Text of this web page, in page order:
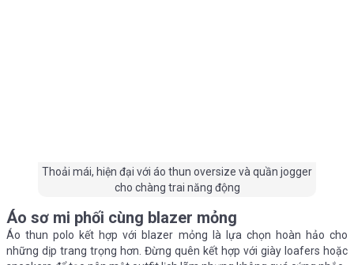
Thoải mái, hiện đại với áo thun oversize và quần jogger
cho chàng trai năng động
Áo sơ mi phối cùng blazer mỏng
Áo thun polo kết hợp với blazer mỏng là lựa chọn hoàn hảo cho
những dịp trang trọng hơn. Đừng quên kết hợp với giày loafers hoặc